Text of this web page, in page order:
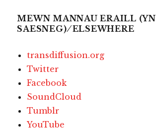
MEWN MANNAU ERAILL (YN
SAESNEG) ⁄ ELSEWHERE
transdiffusion.org
Twitter
Facebook
SoundCloud
Tumblr
YouTube